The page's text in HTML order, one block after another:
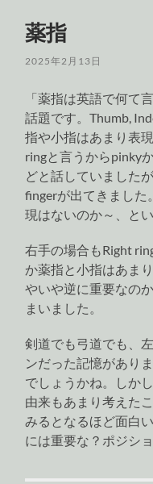
ー
を
切
り
え
る
薬指
2025年2月13日
「薬指は英語で何て
話題です。Thumb,
指や小指はあまり表
ringと言うからpinky
どと話していました
fingerが出てきました
現はないのか～、とい
右手の場合もRight
か薬指と小指はあま
やいや逆に重要なの
まいました。
剣道でも弓道でも、
ンだった記憶があり
でしょうかね。しか
由来もあまり考えた
みるとなるほど面白
には重要な？ポジシ